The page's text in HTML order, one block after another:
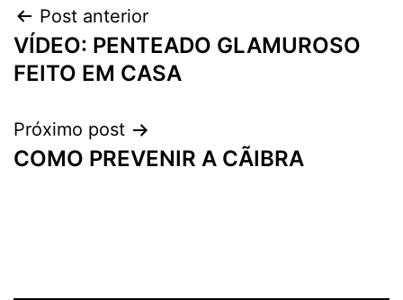
Navegação
de
Post anterior
VÍDEO: PENTEADO GLAMUROSO
FEITO EM CASA
Próximo post
COMO PREVENIR A CÃIBRA